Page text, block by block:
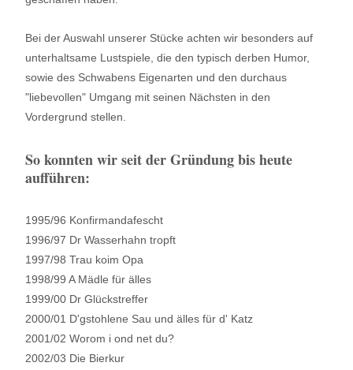
Bei der Auswahl unserer Stücke achten wir besonders auf
unterhaltsame Lustspiele, die den typisch derben Humor,
sowie des Schwabens Eigenarten und den durchaus
"liebevollen" Umgang mit seinen Nächsten in den
Vordergrund stellen.
So konnten wir seit der Gründung bis heute
aufführen:
1995/96 Konfirmandafescht
1996/97 Dr Wasserhahn tropft
1997/98 Trau koim Opa
1998/99 A Mädle für älles
1999/00 Dr Glückstreffer
2000/01 D'gstohlene Sau und älles für d' Katz
2001/02 Worom i ond net du?
2002/03 Die Bierkur